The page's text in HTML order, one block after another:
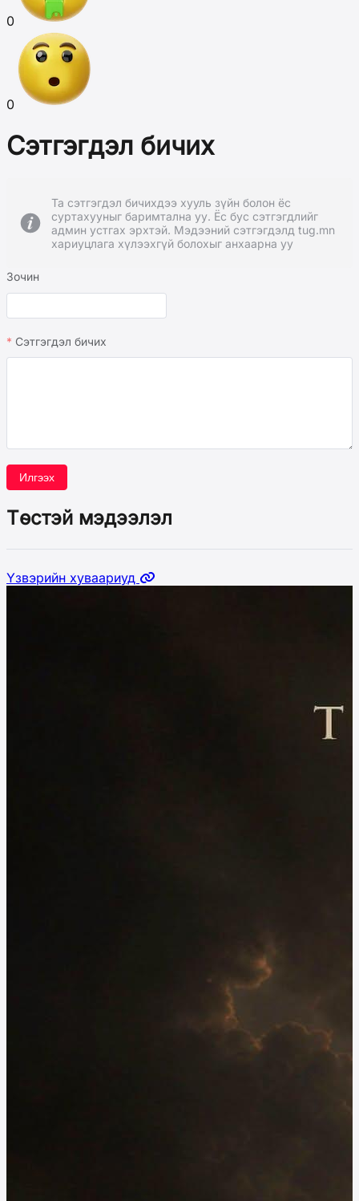
0
0
Сэтгэгдэл бичих
Та сэтгэгдэл бичихдээ хууль зүйн болон ёс
суртахууныг баримтална уу. Ёс бус сэтгэгдлийг
админ устгах эрхтэй. Мэдээний сэтгэгдэлд tug.mn
хариуцлага хүлээхгүй болохыг анхаарна уу
Зочин
Сэтгэгдэл бичих
Илгээх
Төстэй мэдээлэл
Үзвэрийн хуваариуд